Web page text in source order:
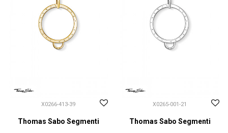
X0266-413-39
Thomas Sabo Segmenti
X0265-001-21
Thomas Sabo Segmenti